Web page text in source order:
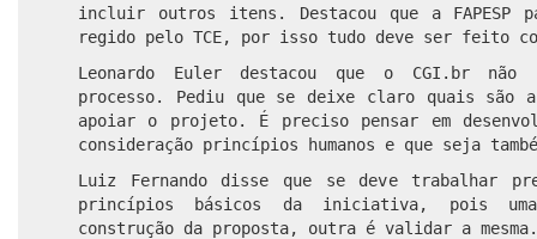
incluir outros itens. Destacou que a FAPESP
regido pelo TCE, por isso tudo deve ser feito
Leonardo Euler destacou que o CGI.br
processo. Pediu que se deixe claro quais são
apoiar o projeto. É preciso pensar em
consideração princípios humanos e que seja
Luiz Fernando disse que se deve trabalhar
princípios básicos da iniciativa, pois
construção da proposta, outra é validar a mesma.